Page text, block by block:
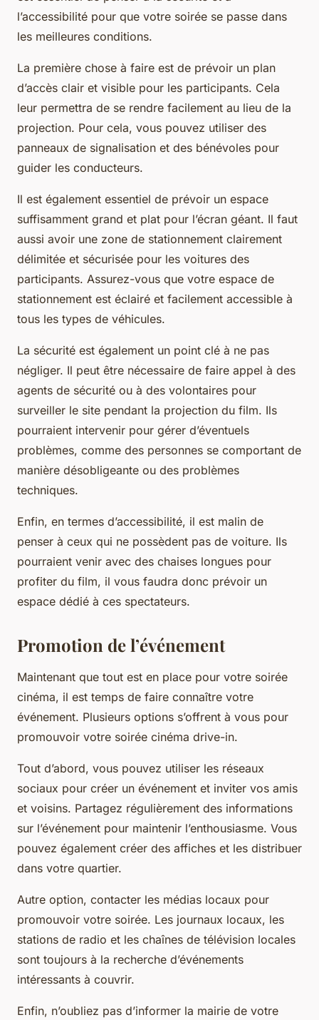
l’accessibilité pour que votre soirée se passe dans
les meilleures conditions.
La première chose à faire est de prévoir un plan
d’accès clair et visible pour les participants. Cela
leur permettra de se rendre facilement au lieu de la
projection. Pour cela, vous pouvez utiliser des
panneaux de signalisation et des bénévoles pour
guider les conducteurs.
Il est également essentiel de prévoir un espace
suffisamment grand et plat pour l’écran géant. Il faut
aussi avoir une zone de stationnement clairement
délimitée et sécurisée pour les voitures des
participants. Assurez-vous que votre espace de
stationnement est éclairé et facilement accessible à
tous les types de véhicules.
La sécurité est également un point clé à ne pas
négliger. Il peut être nécessaire de faire appel à des
agents de sécurité ou à des volontaires pour
surveiller le site pendant la projection du film. Ils
pourraient intervenir pour gérer d’éventuels
problèmes, comme des personnes se comportant de
manière désobligeante ou des problèmes
techniques.
Enfin, en termes d’accessibilité, il est malin de
penser à ceux qui ne possèdent pas de voiture. Ils
pourraient venir avec des chaises longues pour
profiter du film, il vous faudra donc prévoir un
espace dédié à ces spectateurs.
Promotion de l’événement
Maintenant que tout est en place pour votre soirée
cinéma, il est temps de faire connaître votre
événement. Plusieurs options s’offrent à vous pour
promouvoir votre soirée cinéma drive-in.
Tout d’abord, vous pouvez utiliser les réseaux
sociaux pour créer un événement et inviter vos amis
et voisins. Partagez régulièrement des informations
sur l’événement pour maintenir l’enthousiasme. Vous
pouvez également créer des affiches et les distribuer
dans votre quartier.
Autre option, contacter les médias locaux pour
promouvoir votre soirée. Les journaux locaux, les
stations de radio et les chaînes de télévision locales
sont toujours à la recherche d’événements
intéressants à couvrir.
Enfin, n’oubliez pas d’informer la mairie de votre